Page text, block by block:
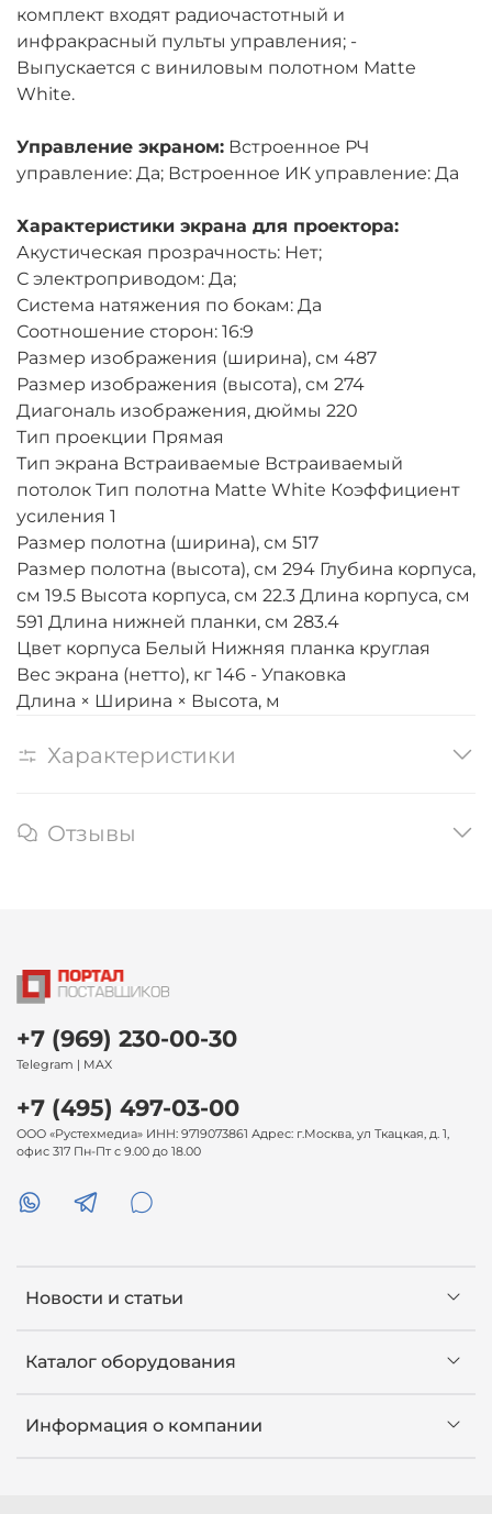
комплект входят радиочастотный и
инфракрасный пульты управления; -
Выпускается с виниловым полотном Matte
White.
Управление экраном: Встроенное РЧ
управление: Да; Встроенное ИК управление: Да
Характеристики экрана для проектора:
Акустическая прозрачность: Нет;
С электроприводом: Да;
Система натяжения по бокам: Да
Соотношение сторон: 16:9
Размер изображения (ширина), см 487
Размер изображения (высота), см 274
Диагональ изображения, дюймы 220
Тип проекции Прямая
Тип экрана Встраиваемые Встраиваемый
потолок Тип полотна Matte White Коэффициент
усиления 1
Размер полотна (ширина), см 517
Размер полотна (высота), см 294 Глубина корпуса,
см 19.5 Высота корпуса, см 22.3 Длина корпуса, см
591 Длина нижней планки, см 283.4
Цвет корпуса Белый Нижняя планка круглая
Вес экрана (нетто), кг 146 - Упаковка
Длина × Ширина × Высота, м
Характеристики
Отзывы
Новости и статьи
Каталог оборудования
Информация о компании
+7 (969) 230-00-30
Telegram | MAX
+7 (495) 497-03-00
ООО «Рустехмедиа» ИНН: 9719073861 Адрес: г.Москва, ул Ткацкая, д. 1,
офис 317 Пн-Пт с 9.00 до 18.00